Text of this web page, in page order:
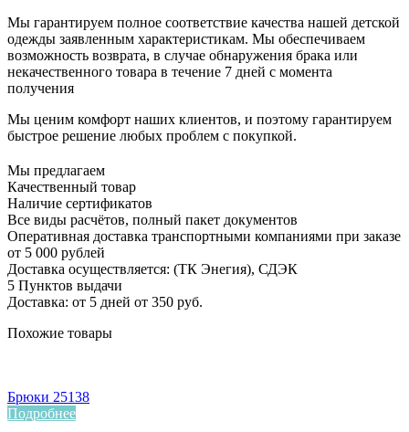
Мы гарантируем полное соответствие качества нашей детской
одежды заявленным характеристикам. Мы обеспечиваем
возможность возврата, в случае обнаружения брака или
некачественного товара в течение 7 дней с момента
получения
Мы ценим комфорт наших клиентов, и поэтому гарантируем
быстрое решение любых проблем с покупкой.
Мы предлагаем
Качественный товар
Наличие сертификатов
Все виды расчётов, полный пакет документов
Оперативная доставка транспортными компаниями при заказе
от 5 000 рублей
Доставка осуществляется: (ТК Энегия), СДЭК
5 Пунктов выдачи
Доставка: от 5 дней от 350 руб.
Похожие товары
Брюки 25138
Подробнее